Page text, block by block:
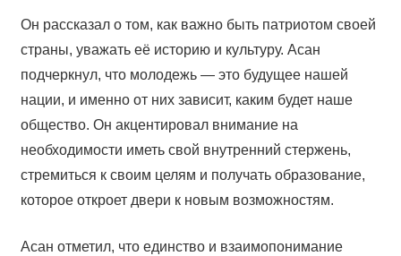
Он рассказал о том, как важно быть патриотом своей
страны, уважать её историю и культуру. Асан
подчеркнул, что молодежь — это будущее нашей
нации, и именно от них зависит, каким будет наше
общество. Он акцентировал внимание на
необходимости иметь свой внутренний стержень,
стремиться к своим целям и получать образование,
которое откроет двери к новым возможностям.
Асан отметил, что единство и взаимопонимание